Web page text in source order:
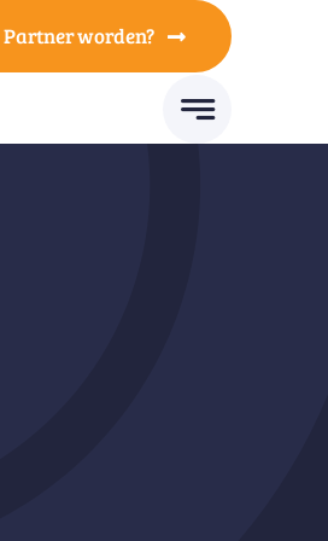
Partner worden?